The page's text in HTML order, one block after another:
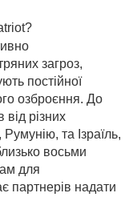
загроз,
постійної
озброєння. До
від різних
та Ізраїль,
восьми
для
партнерів надати